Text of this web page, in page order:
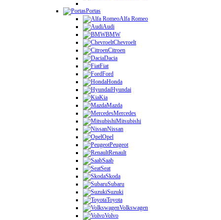
Portas
Alfa Romeo
Audi
BMW
Chevroelt
Citroen
Dacia
Fiat
Ford
Honda
Hyundai
Kia
Mazda
Mercedes
Mitsubishi
Nissan
Opel
Peugeot
Renault
Saab
Seat
Skoda
Subaru
Suzuki
Toyota
Volkswagen
Volvo